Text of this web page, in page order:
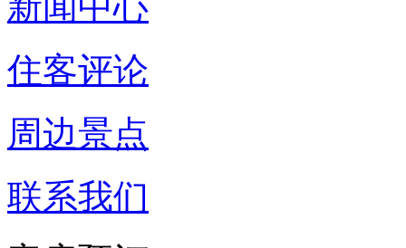
住客评论
周边景点
联系我们